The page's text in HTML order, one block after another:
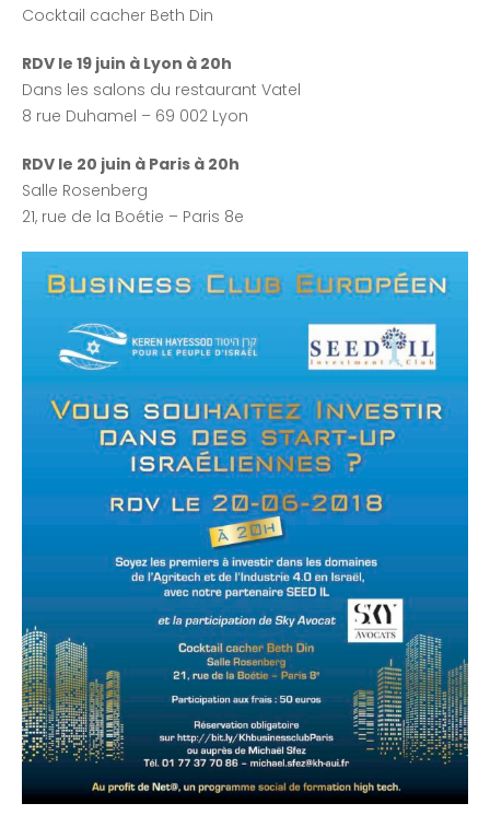
Cocktail cacher Beth Din
RDV le 19 juin à Lyon à 20h
Dans les salons du restaurant Vatel
8 rue Duhamel – 69 002 Lyon
RDV le 20 juin à Paris à 20h
Salle Rosenberg
21, rue de la Boétie – Paris 8e